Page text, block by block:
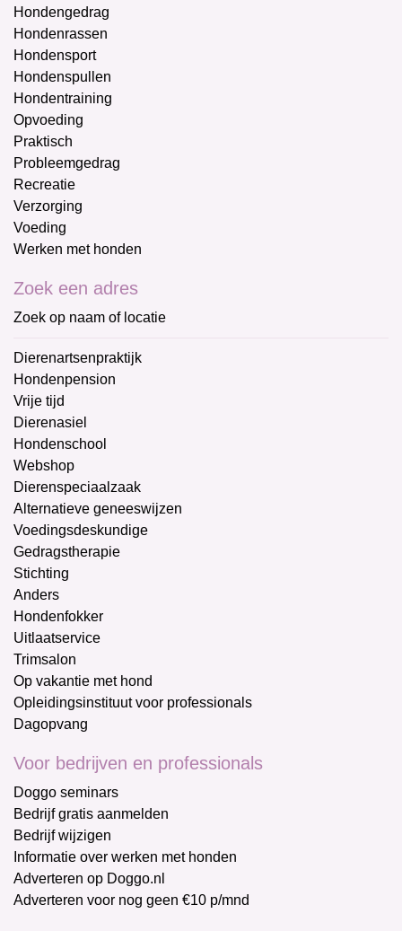
Hondengedrag
Hondenrassen
Hondensport
Hondenspullen
Hondentraining
Opvoeding
Praktisch
Probleemgedrag
Recreatie
Verzorging
Voeding
Werken met honden
Zoek een adres
Zoek op naam of locatie
Dierenartsenpraktijk
Hondenpension
Vrije tijd
Dierenasiel
Hondenschool
Webshop
Dierenspeciaalzaak
Alternatieve geneeswijzen
Voedingsdeskundige
Gedragstherapie
Stichting
Anders
Hondenfokker
Uitlaatservice
Trimsalon
Op vakantie met hond
Opleidingsinstituut voor professionals
Dagopvang
Voor bedrijven en professionals
Doggo seminars
Bedrijf gratis aanmelden
Bedrijf wijzigen
Informatie over werken met honden
Adverteren op Doggo.nl
Adverteren voor nog geen €10 p/mnd